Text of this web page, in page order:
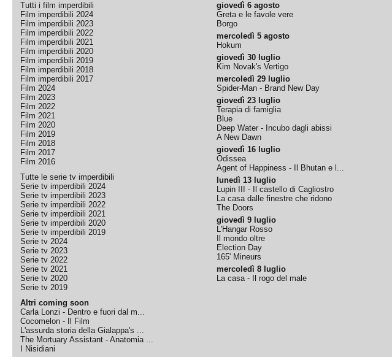
Tutti i film imperdibili
Film imperdibili 2024
Film imperdibili 2023
Film imperdibili 2022
Film imperdibili 2021
Film imperdibili 2020
Film imperdibili 2019
Film imperdibili 2018
Film imperdibili 2017
Film 2024
Film 2023
Film 2022
Film 2021
Film 2020
Film 2019
Film 2018
Film 2017
Film 2016
Tutte le serie tv imperdibili
Serie tv imperdibili 2024
Serie tv imperdibili 2023
Serie tv imperdibili 2022
Serie tv imperdibili 2021
Serie tv imperdibili 2020
Serie tv imperdibili 2019
Serie tv 2024
Serie tv 2023
Serie tv 2022
Serie tv 2021
Serie tv 2020
Serie tv 2019
Altri coming soon
Carla Lonzi - Dentro e fuori dal m...
Cocomelon - Il Film
L'assurda storia della Gialappa's ...
The Mortuary Assistant - Anatomia ...
I Nisidiani
giovedì 6 agosto
Greta e le favole vere
Borgo
mercoledì 5 agosto
Hokum
giovedì 30 luglio
Kim Novak's Vertigo
mercoledì 29 luglio
Spider-Man - Brand New Day
giovedì 23 luglio
Terapia di famiglia
Blue
Deep Water - Incubo dagli abissi
A New Dawn
giovedì 16 luglio
Odissea
Agent of Happiness - Il Bhutan e l...
lunedì 13 luglio
Lupin III - Il castello di Cagliostro
La casa dalle finestre che ridono
The Doors
giovedì 9 luglio
L'Hangar Rosso
Il mondo oltre
Election Day
165' Mineurs
mercoledì 8 luglio
La casa - Il rogo del male